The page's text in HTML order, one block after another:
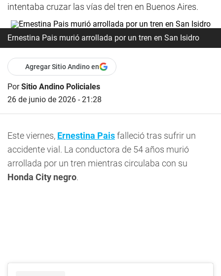
intentaba cruzar las vías del tren en Buenos Aires.
Ernestina Pais murió arrollada por un tren en San Isidro
Agregar Sitio Andino en
PorSitio Andino Policiales
26 de junio de 2026 - 21:28
Este viernes, Ernestina Paisfalleció tras sufrir un
accidente vial. La conductora de 54 años murió
arrollada por un tren mientras circulaba con su
Honda City negro.